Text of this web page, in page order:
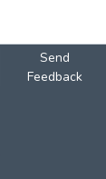
Send
Feedback